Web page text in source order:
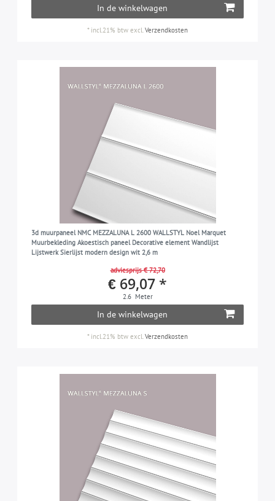
In de winkelwagen
* incl.21% btw excl.Verzendkosten
3d muurpaneel NMC MEZZALUNA L 2600 WALLSTYL Noel Marquet
Muurbekleding Akoestisch paneel Decorative element Wandlijst
Lijstwerk Sierlijst modern design wit 2,6 m
adviesprijs € 72,70
€ 69,07 *
2.6 Meter
In de winkelwagen
* incl.21% btw excl.Verzendkosten